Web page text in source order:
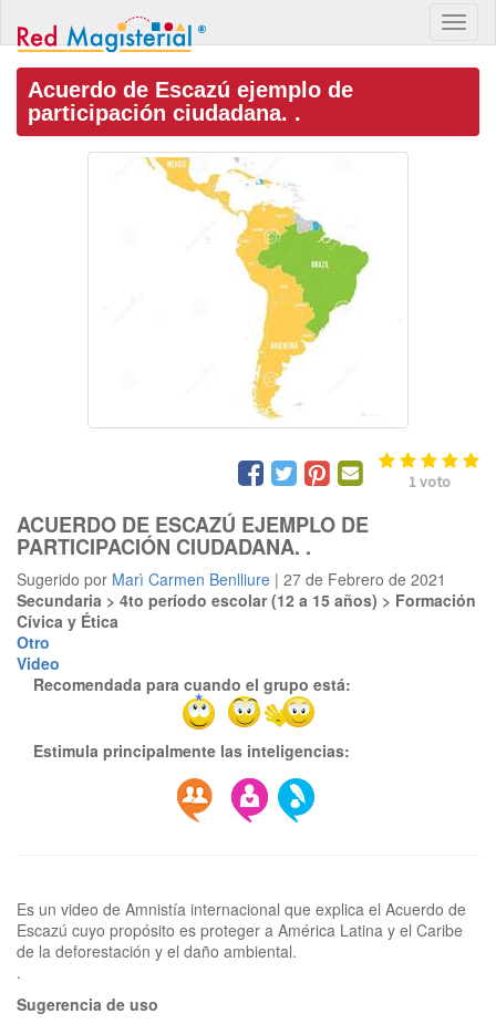
Acuerdo de Escazú ejemplo de
participación ciudadana. .
1voto
ACUERDO DE ESCAZÚ EJEMPLO DE
PARTICIPACIÓN CIUDADANA. .
Sugerido por Marì Carmen Benlliure | 27 de Febrero de 2021
Secundaria > 4to período escolar (12 a 15 años) > Formación
Cívica y Ética
Otro
Video
Recomendada para cuando el grupo está:
Estimula principalmente las inteligencias:
Es un video de Amnistía internacional que explica el Acuerdo de
Escazú cuyo propósito es proteger a América Latina y el Caribe
de la deforestación y el daño ambiental.
Sugerencia de uso